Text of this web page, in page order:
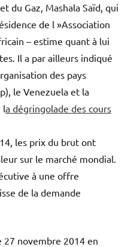
du Gaz, Mashala Saïd, qui
de l »Association
– estime quant à lui
Il a par ailleurs indiqué
des pays
le Venezuela et la
la dégringolade des cours
les prix du brut ont
sur le marché mondial.
à une offre
de la demande
27 novembre 2014 en